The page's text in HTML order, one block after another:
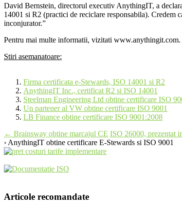
David Bernstein, directorul executiv AnythingIT, a
14001 si R2 (practici de reciclare responsabila). Credem
inconjurator.”
Pentru mai multe informatii, vizitati www.anythingit.com.
Stiri asemanatoare:
Firma certificata e-Stewards, ISO 14001 si R2
AnythingIT Inc., certificat R2 si ISO 14001
Steelman Engineering Ltd obtine certificare ISO
Un partener al VW obtine certificare ISO 9001
LB Finance obtine certificare ISO 9001:2008
Post
navigation
← Brainsway obtine marcajul CE ISO 26000, prezentat
› AnythingIT obtine certificare E-Stewards si ISO 9001
Articole recomandate